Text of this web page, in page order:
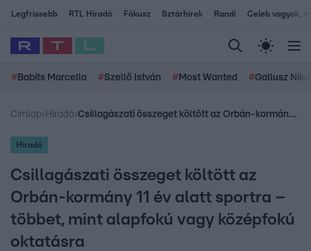
Legfrissebb RTL Híradó Fókusz Sztárhírek Randi Celeb vagyok,
# Babits Marcella #Szellő István # Most Wanted #Gallusz
Címlap› Híradó› Csillagászati összeget költött az Orbán-kormány 11 év alatt sportra – többet, mint alapfokú vagy középfokú oktatásra
Híradó
Csillagászati összeget költött az
Orbán-kormány 11 év alatt sportra –
többet, mint alapfokú vagy középfokú
oktatásra